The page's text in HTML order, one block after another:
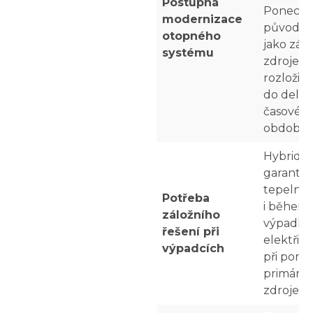
modernizace
otopného
systému
jako
zdroje
rozložit
do
období.
Potřeba
záložního
řešení při
výpadcích
tepelný
i během
výpadků
při
zdroje